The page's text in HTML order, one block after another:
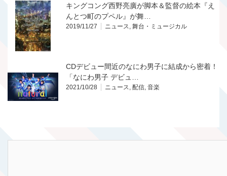
キングコング西野亮廣が脚本＆監督の絵本『え
んとつ町のプペル』が舞…
2019/11/27 ニュース 舞台・ミュージカル
CDデビュー間近のなにわ男子に結成から密着！
「なにわ男子 デビュ…
2021/10/28 ニュース 配信 音楽